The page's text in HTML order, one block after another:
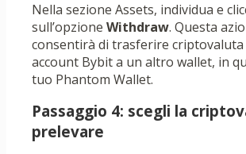
Nella sezione Assets, individua e
sull’opzione Withdraw. Questa
consentirà di trasferire criptovaluta
account Bybit a un altro wallet, in
tuo Phantom Wallet.
Passaggio 4: scegli la
prelevare